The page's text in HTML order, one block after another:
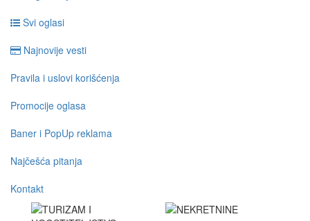
Svi oglasi
Najnovije vesti
Pravila i uslovi korišćenja
Promocije oglasa
Baner i PopUp reklama
Najčešća pitanja
Kontakt